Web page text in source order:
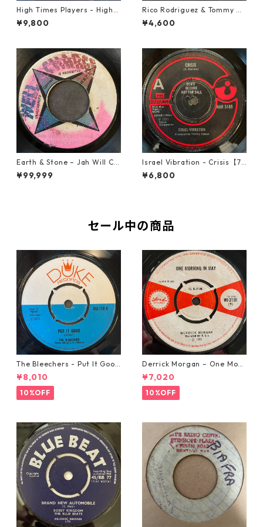
High Times Players - High T
imes Theme【7-21926】
¥9,800
Rico Rodriguez & Tommy Mc
Cook - Going West【7-2198
3】
¥4,600
Earth & Stone – Jah Will Cu
t You Down【7-21914】
¥99,999
Israel Vibration - Crisis【7-
21895】
¥6,800
セール中の商品
The Bleechers - Put It Good
【7-21637】
¥8,010
10%OFF
Derrick Morgan – One Morn
ing In May【7-21653】
¥7,020
10%OFF